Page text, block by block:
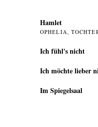
Hamlet
OPHELIA,
Ich fühl's nicht
Ich möchte lieber
Im Spiegelsaal